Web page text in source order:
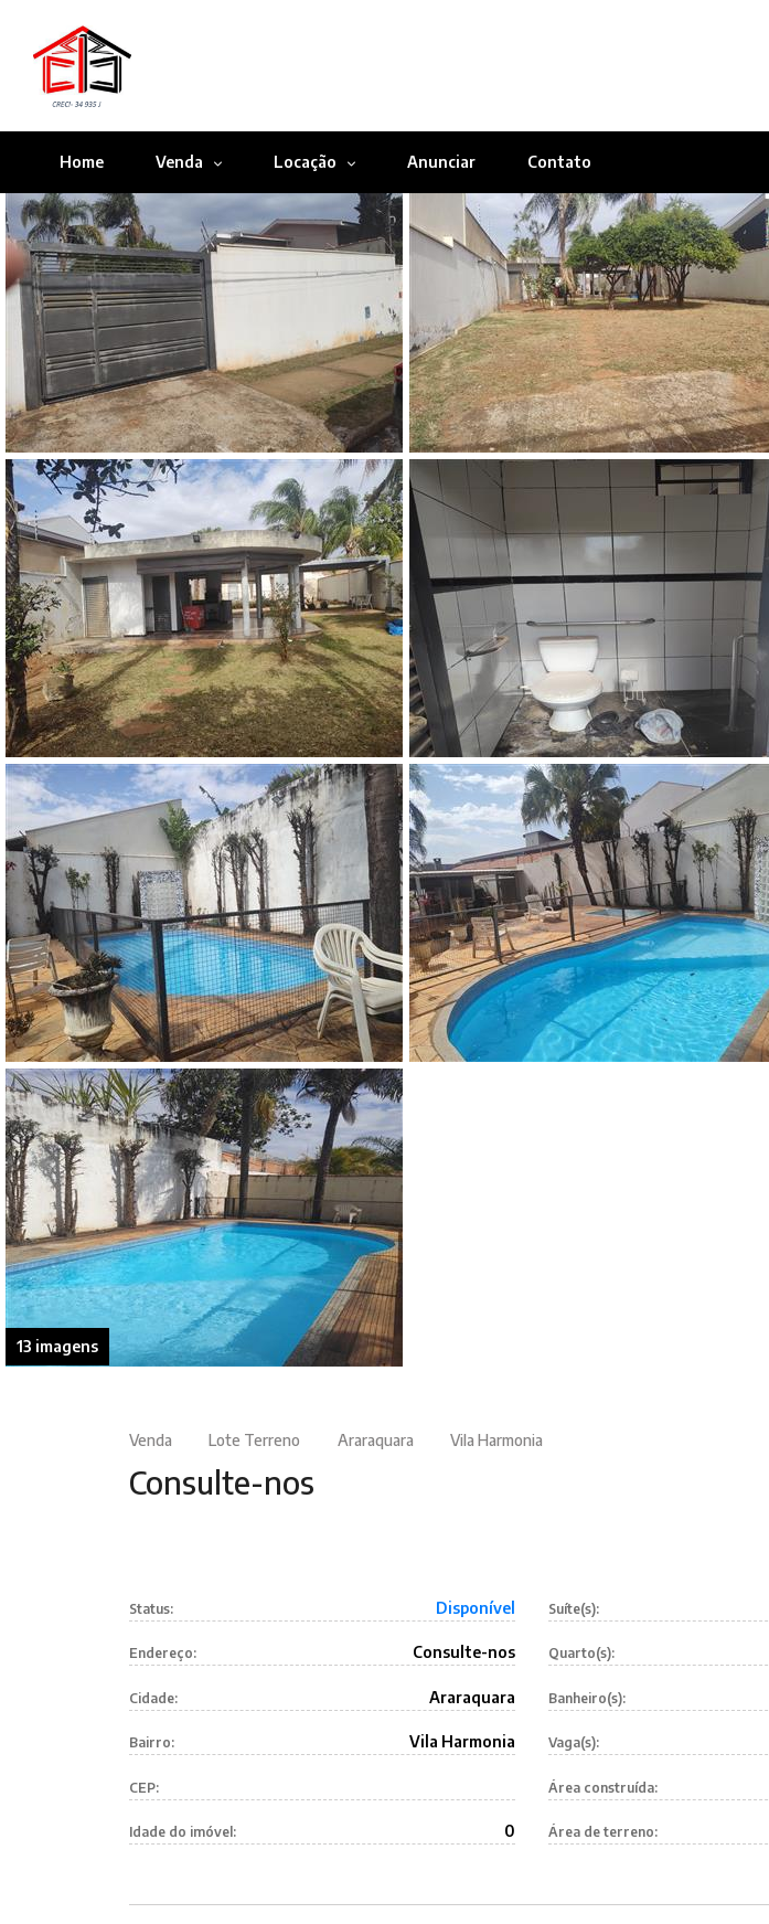
Home Venda Locação Anunciar Contato
13 imagens
Venda Lote Terreno Araraquara Vila Harmonia
Consulte-nos
Status: Disponível
Endereço: Consulte-nos
Cidade: Araraquara
Bairro: Vila Harmonia
CEP:
Idade do imóvel: 0
Suíte(s):
Quarto(s):
Banheiro(s):
Vaga(s):
Área construída:
Área de terreno: